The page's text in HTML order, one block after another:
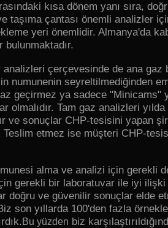
kısa dönem yanı sıra,
taşıma çantası önemli analizler
yeri önemlidir. Almanya'da
bulunmaktadır.
analizleri çerçevesinde de ana gaz
numunenin seyreltilmediğinden
geçirmez ya sadece "Minicams"
olmalıdır. Tam gaz analizleri
ve sonuçlar CHP-tesisini yapan
Teslim etmez ise müşteri CHP-
alma ve analizi için gerekli
gerekli bir laboratuvar ile iyi
doğru ve güvenilir sonuçlar elde
son yıllarda 100'den fazla
Bu yüzden biz